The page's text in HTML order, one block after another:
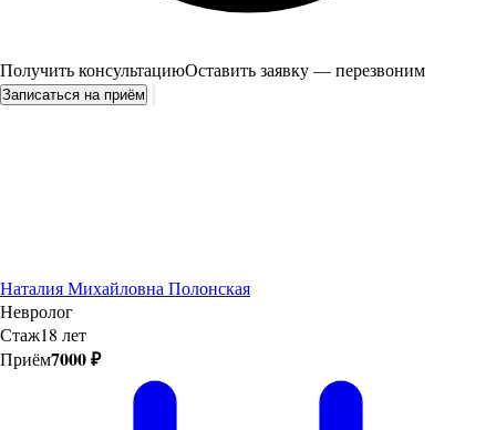
Получить консультациюОставить заявку — перезвоним
Записаться на приём
Наталия Михайловна Полонская
Невролог
Стаж18 лет
Приём7000 ₽